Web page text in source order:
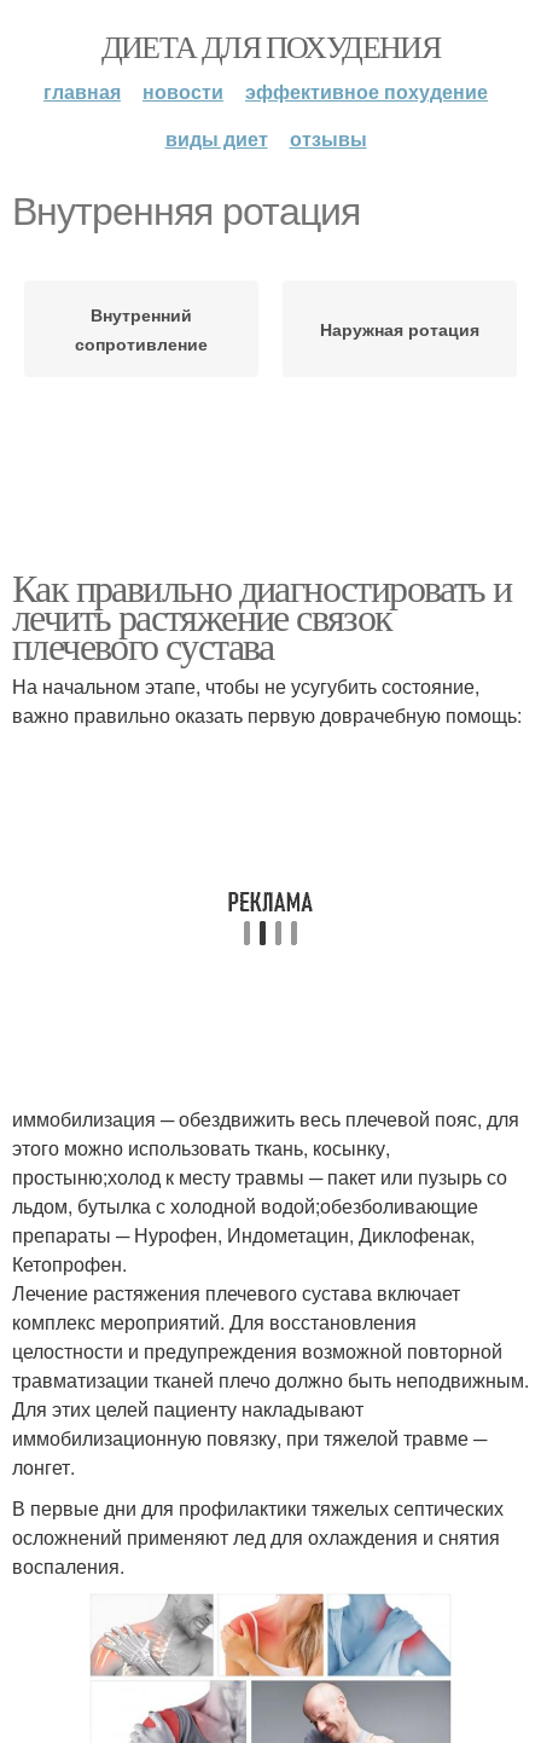
ДИЕТА ДЛЯ ПОХУДЕНИЯ
главная новости
эффективное похудение
виды диет
отзывы
Внутренняя ротация
Внутренний
сопротивление
Наружная ротация
Как правильно диагностировать и
лечить растяжение связок
плечевого сустава
На начальном этапе, чтобы не усугубить состояние,
важно правильно оказать первую доврачебную помощь:
иммобилизация ─ обездвижить весь плечевой пояс, для
этого можно использовать ткань, косынку,
простыню;холод к месту травмы ─ пакет или пузырь со
льдом, бутылка с холодной водой;обезболивающие
препараты ─ Нурофен, Индометацин, Диклофенак,
Кетопрофен.
Лечение растяжения плечевого сустава включает
комплекс мероприятий. Для восстановления
целостности и предупреждения возможной повторной
травматизации тканей плечо должно быть неподвижным.
Для этих целей пациенту накладывают
иммобилизационную повязку, при тяжелой травме ─
лонгет.
В первые дни для профилактики тяжелых септических
осложнений применяют лед для охлаждения и снятия
воспаления.